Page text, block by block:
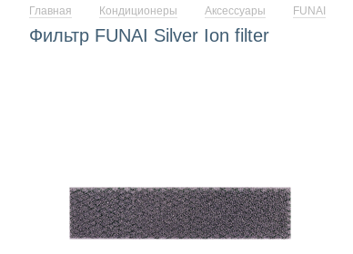
Главная Кондиционеры Аксессуары FUNAI
Фильтр FUNAI Silver Ion filter